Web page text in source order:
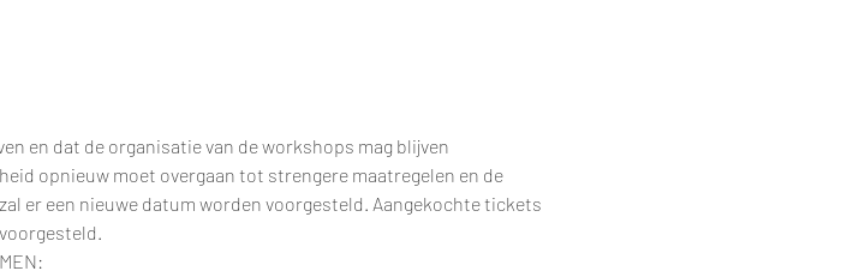
en dat de organisatie van de workshops mag blijven
opnieuw moet overgaan tot strengere maatregelen en de
er een nieuwe datum worden voorgesteld. Aangekochte tickets